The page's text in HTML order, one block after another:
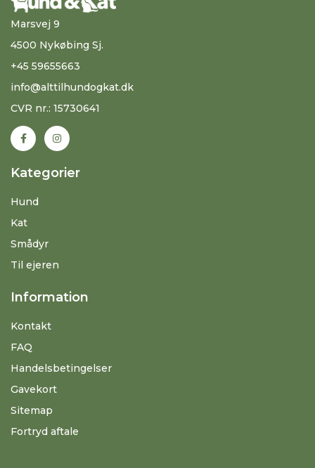
Marsvej 9
4500 Nykøbing Sj.
+45 59655663
info@alttilhundogkat.dk
CVR nr.: 15730641
Kategorier
Hund
Kat
Smådyr
Til ejeren
Information
Kontakt
FAQ
Handelsbetingelser
Gavekort
Sitemap
Fortryd aftale